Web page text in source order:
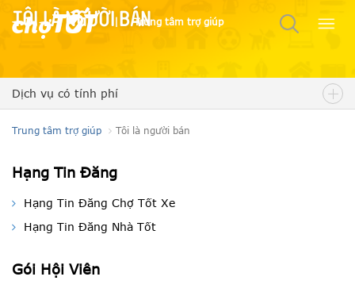
Trung tâm trợ giúp
Tôi là người bán
Dịch vụ có tính phí
Trung tâm trợ giúp Tôi là người bán
Hạng Tin Đăng
Hạng Tin Đăng Chợ Tốt Xe
Hạng Tin Đăng Nhà Tốt
Gói Hội Viên